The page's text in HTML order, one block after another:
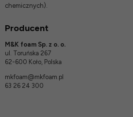
chemicznych).
Producent
M&K foam Sp. z o. o.
ul. Toruńska 267
62-600 Koło, Polska
mkfoam@mkfoam.pl
63 26 24 300